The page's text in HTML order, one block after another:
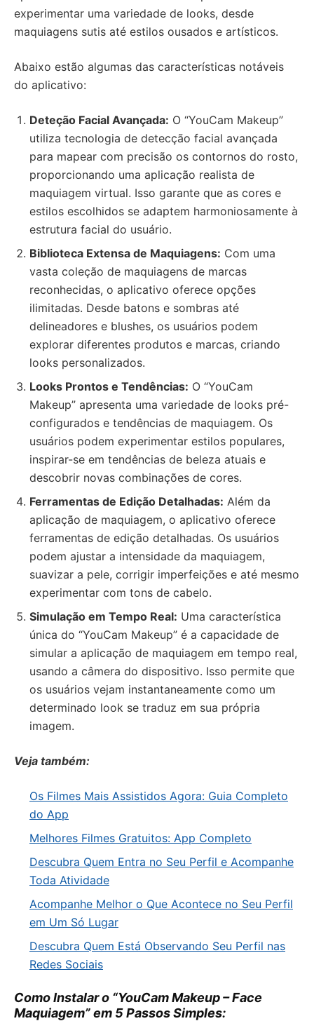
experimentar uma variedade de looks, desde
maquiagens sutis até estilos ousados e artísticos.
Abaixo estão algumas das características notáveis
do aplicativo:
Deteção Facial Avançada: O “YouCam Makeup”
utiliza tecnologia de detecção facial avançada
para mapear com precisão os contornos do rosto,
proporcionando uma aplicação realista de
maquiagem virtual. Isso garante que as cores e
estilos escolhidos se adaptem harmoniosamente à
estrutura facial do usuário.
Biblioteca Extensa de Maquiagens: Com uma
vasta coleção de maquiagens de marcas
reconhecidas, o aplicativo oferece opções
ilimitadas. Desde batons e sombras até
delineadores e blushes, os usuários podem
explorar diferentes produtos e marcas, criando
looks personalizados.
Looks Prontos e Tendências: O “YouCam
Makeup” apresenta uma variedade de looks pré-
configurados e tendências de maquiagem. Os
usuários podem experimentar estilos populares,
inspirar-se em tendências de beleza atuais e
descobrir novas combinações de cores.
Ferramentas de Edição Detalhadas: Além da
aplicação de maquiagem, o aplicativo oferece
ferramentas de edição detalhadas. Os usuários
podem ajustar a intensidade da maquiagem,
suavizar a pele, corrigir imperfeições e até mesmo
experimentar com tons de cabelo.
Simulação em Tempo Real: Uma característica
única do “YouCam Makeup” é a capacidade de
simular a aplicação de maquiagem em tempo real,
usando a câmera do dispositivo. Isso permite que
os usuários vejam instantaneamente como um
determinado look se traduz em sua própria
imagem.
Veja também:
Os Filmes Mais Assistidos Agora: Guia Completo
do App
Melhores Filmes Gratuitos: App Completo
Descubra Quem Entra no Seu Perfil e Acompanhe
Toda Atividade
Acompanhe Melhor o Que Acontece no Seu Perfil
em Um Só Lugar
Descubra Quem Está Observando Seu Perfil nas
Redes Sociais
Como Instalar o “YouCam Makeup – Face
Maquiagem” em 5 Passos Simples: